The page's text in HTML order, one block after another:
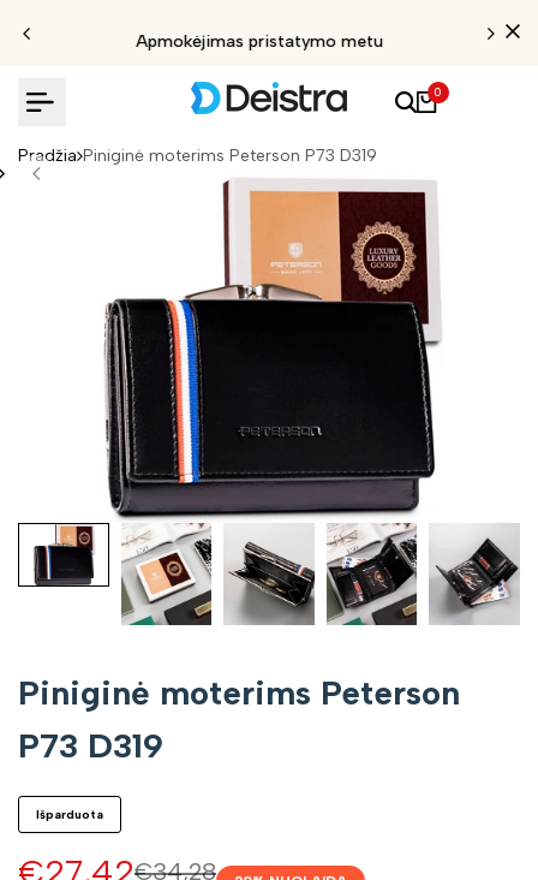
Apmokėjimas pristatymo metu
0
Pradžia Piniginė moterims Peterson P73 D319
Piniginė moterims Peterson
P73 D319
Išparduota
Įprasta
€34,28
Pardavimo
€27,42